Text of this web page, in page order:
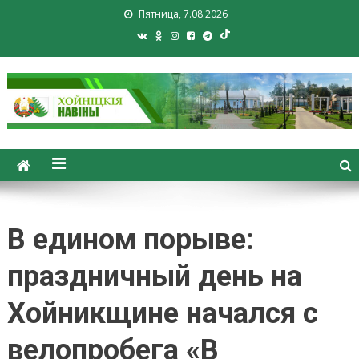
Пятница, 7.08.2026
Хойники. Хойнiцкiя навiны.
Новости Хойник. Районная
В едином порыве:
праздничный день на
Хойникщине начался с
велопробега «В